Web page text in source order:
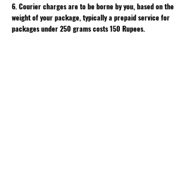
6. Courier charges are to be borne by you, based on the
weight of your package, typically a prepaid service for
packages under 250 grams costs 150 Rupees.